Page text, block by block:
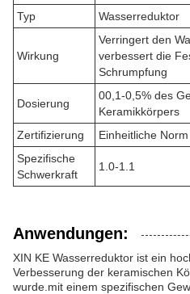
Typ Wasserreduktor
Wirkung
Verringert den
verbessert die
Schrumpfung
Dosierung
00,1-0,5% des
Keramikkörpers
Zertifizierung
Einheitliche
Spezifische
Schwerkraft
1.0-1.1
Anwendungen:
XIN KE Wasserreduktor ist ein
Verbesserung der keramischen
wurde.mit einem spezifischen